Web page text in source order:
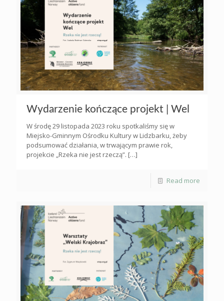
Wydarzenie kończące projekt | Wel
W środę 29 listopada 2023 roku spotkaliśmy się w
Miejsko-Gminnym Ośrodku Kultury w Lidzbarku, żeby
podsumować działania, w trwającym prawie rok,
projekcie „Rzeka nie jest rzeczą”. […]
Read more